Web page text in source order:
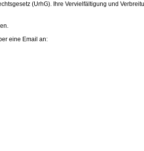
(UrhG). Ihre Vervielfältigung und
eine Email an: